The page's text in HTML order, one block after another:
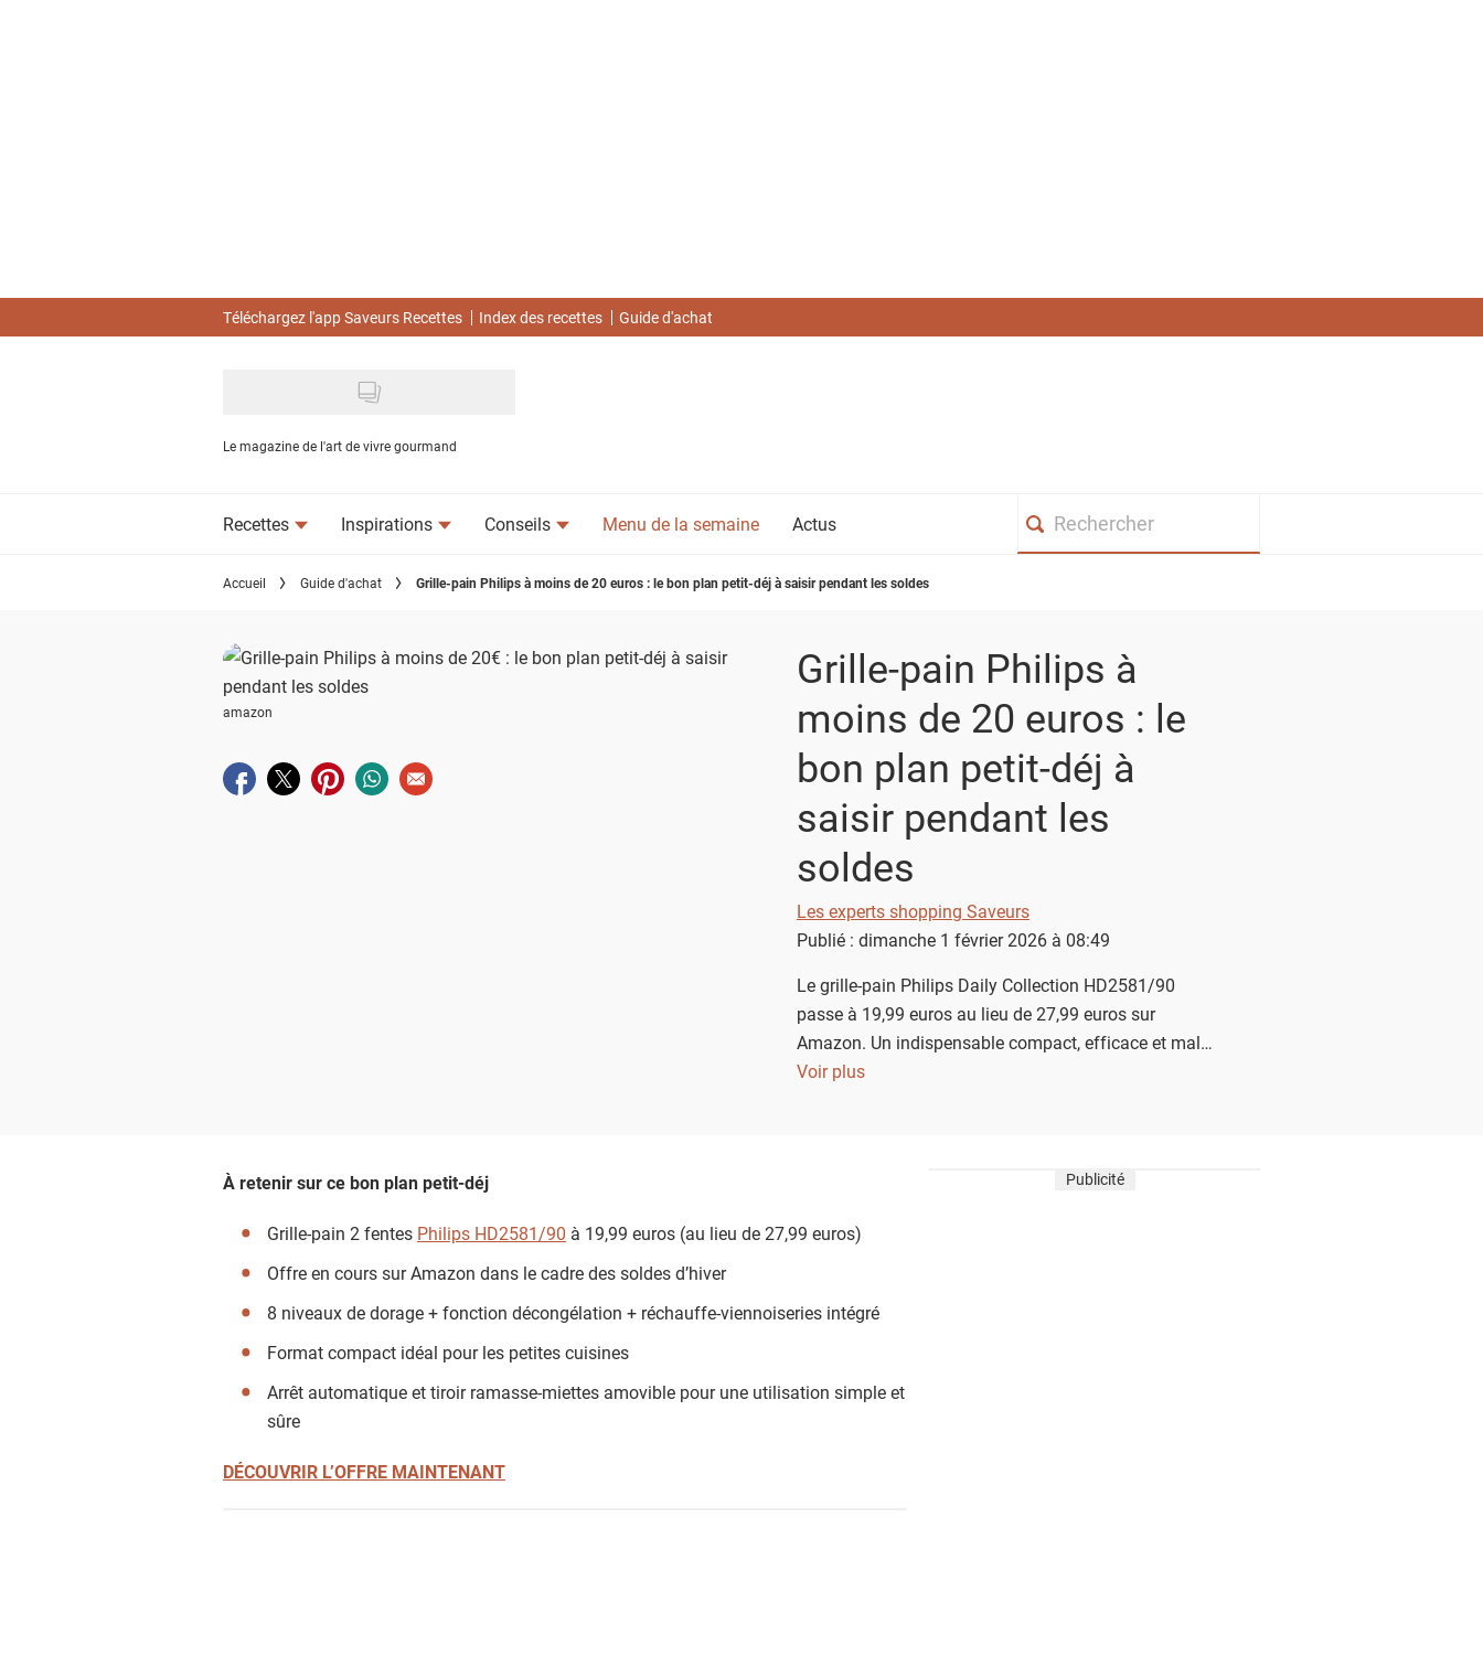
Téléchargez l'app Saveurs Recettes Index des recettes Guide d'achat
Le magazine de l'art de vivre gourmand
Recettes Inspirations Conseils Menu de la semaine Actus
Accueil Guide d'achat Grille-pain Philips à moins de 20 euros : le bon plan petit-déj à saisir pendant les soldes
amazon
Partager sur facebook
Partager sur twitter
Partager sur pinterest
Partager sur whatsapp
Envoyer à un ami
Grille-pain Philips à
moins de 20 euros : le
bon plan petit-déj à
saisir pendant les
soldes
Les experts shopping Saveurs
Publié : dimanche 1 février 2026 à 08:49
Le grille-pain Philips Daily Collection HD2581/90
passe à 19,99 euros au lieu de 27,99 euros sur
Amazon. Un indispensable compact, efficace et malin
pour des matins plus simples sans se ruiner.
Voir plus
À retenir sur ce bon plan petit-déj
Grille-pain 2 fentes Philips HD2581/90 à 19,99 euros (au lieu de 27,99 euros)
Offre en cours sur Amazon dans le cadre des soldes d’hiver
8 niveaux de dorage + fonction décongélation + réchauffe-viennoiseries intégré
Format compact idéal pour les petites cuisines
Arrêt automatique et tiroir ramasse-miettes amovible pour une utilisation simple et
sûre
DÉCOUVRIR L’OFFRE MAINTENANT
Publicité